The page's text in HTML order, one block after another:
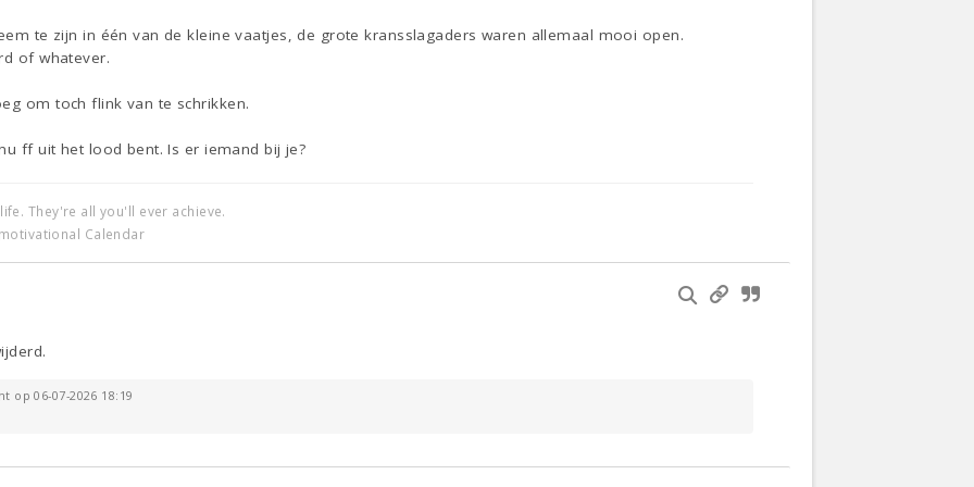
te zijn in één van de kleine vaatjes, de grote kransslagaders waren allemaal mooi open.
of whatever.
om toch flink van te schrikken.
ff uit het lood bent. Is er iemand bij je?
They're all you'll ever achieve.
Calendar
op 06-07-2026 18:19